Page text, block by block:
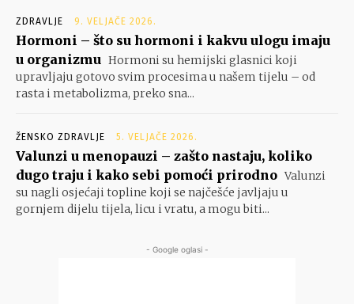
ZDRAVLJE 9. VELJAČE 2026.
Hormoni – što su hormoni i kakvu ulogu imaju
u organizmu Hormoni su hemijski glasnici koji
upravljaju gotovo svim procesima u našem tijelu – od
rasta i metabolizma, preko sna...
ŽENSKO ZDRAVLJE 5. VELJAČE 2026.
Valunzi u menopauzi – zašto nastaju, koliko
dugo traju i kako sebi pomoći prirodno Valunzi
su nagli osjećaji topline koji se najčešće javljaju u
gornjem dijelu tijela, licu i vratu, a mogu biti...
- Google oglasi -